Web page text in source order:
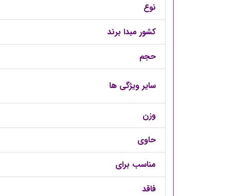
نوع
کشور مبدا برند
حجم
سایر ویژگی ها
وزن
حاوی
مناسب برای
فاقد